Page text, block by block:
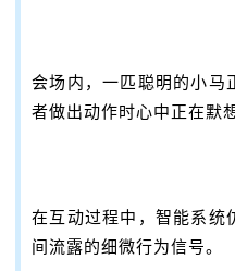
会场内，一匹聪明的小马
者做出动作时心中正在默
在互动过程中，智能系统
间流露的细微行为信号。